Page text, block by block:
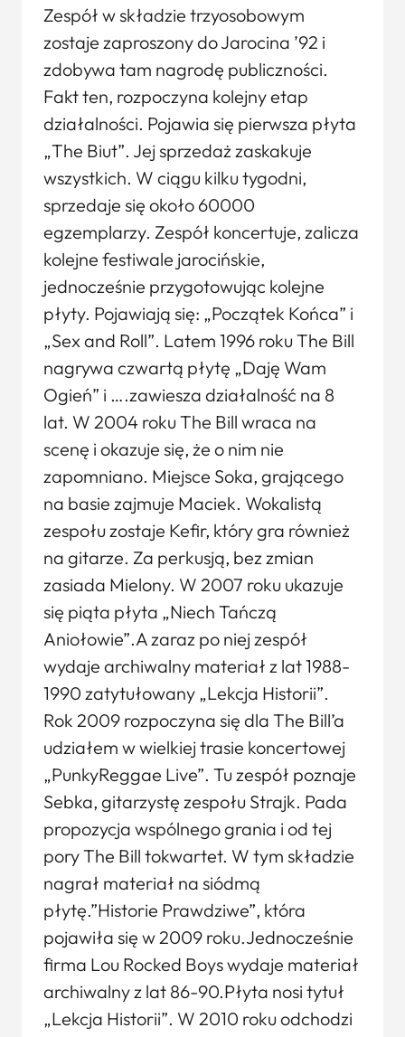
Zespół w składzie trzyosobowym
zostaje zaproszony do Jarocina ’92 i
zdobywa tam nagrodę publiczności.
Fakt ten, rozpoczyna kolejny etap
działalności. Pojawia się pierwsza płyta
„The Biut”. Jej sprzedaż zaskakuje
wszystkich. W ciągu kilku tygodni,
sprzedaje się około 60000
egzemplarzy. Zespół koncertuje, zalicza
kolejne festiwale jarocińskie,
jednocześnie przygotowując kolejne
płyty. Pojawiają się: „Początek Końca” i
„Sex and Roll”. Latem 1996 roku The Bill
nagrywa czwartą płytę „Daję Wam
Ogień” i ….zawiesza działalność na 8
lat. W 2004 roku The Bill wraca na
scenę i okazuje się, że o nim nie
zapomniano. Miejsce Soka, grającego
na basie zajmuje Maciek. Wokalistą
zespołu zostaje Kefir, który gra również
na gitarze. Za perkusją, bez zmian
zasiada Mielony. W 2007 roku ukazuje
się piąta płyta „Niech Tańczą
Aniołowie”.A zaraz po niej zespół
wydaje archiwalny materiał z lat 1988-
1990 zatytułowany „Lekcja Historii”.
Rok 2009 rozpoczyna się dla The Bill’a
udziałem w wielkiej trasie koncertowej
„PunkyReggae Live”. Tu zespół poznaje
Sebka, gitarzystę zespołu Strajk. Pada
propozycja wspólnego grania i od tej
pory The Bill tokwartet. W tym składzie
nagrał materiał na siódmą
płytę.”Historie Prawdziwe”, która
pojawiła się w 2009 roku.Jednocześnie
firma Lou Rocked Boys wydaje materiał
archiwalny z lat 86-90.Płyta nosi tytuł
„Lekcja Historii”. W 2010 roku odchodzi